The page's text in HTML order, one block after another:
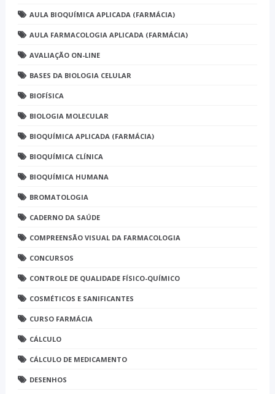
AULA BIOQUÍMICA APLICADA (FARMÁCIA)
AULA FARMACOLOGIA APLICADA (FARMÁCIA)
AVALIAÇÃO ON-LINE
BASES DA BIOLOGIA CELULAR
BIOFÍSICA
BIOLOGIA MOLECULAR
BIOQUÍMICA APLICADA (FARMÁCIA)
BIOQUÍMICA CLÍNICA
BIOQUÍMICA HUMANA
BROMATOLOGIA
CADERNO DA SAÚDE
COMPREENSÃO VISUAL DA FARMACOLOGIA
CONCURSOS
CONTROLE DE QUALIDADE FÍSICO-QUÍMICO
COSMÉTICOS E SANIFICANTES
CURSO FARMÁCIA
CÁLCULO
CÁLCULO DE MEDICAMENTO
DESENHOS